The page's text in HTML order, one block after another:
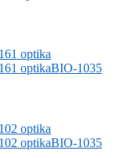
BIO-1035
BIO-1035